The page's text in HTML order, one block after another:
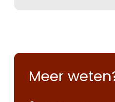
Meer